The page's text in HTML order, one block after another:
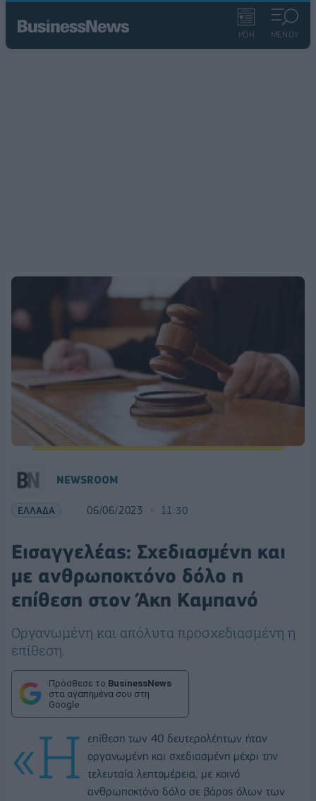
ΡΟΗ ΜΕΝΟΥ
NEWSROOM
ΕΛΛΑΔΑ 06/06/2023 11:30
Εισαγγελέας: Σχεδιασμένη και
με ανθρωποκτόνο δόλο η
επίθεση στον Άκη Καμπανό
Οργανωμένη και απόλυτα προσχεδιασμένη η
επίθεση.
Πρόσθεσε το BusinessNews
στα αγαπημένα σου στη
Google
«Η
επίθεση των 40 δευτερολέπτων ήταν
οργανωμένη και σχεδιασμένη μέχρι την
τελευταία λεπτομέρεια, με κοινό
ανθρωποκτόνο δόλο σε βάρος όλων των